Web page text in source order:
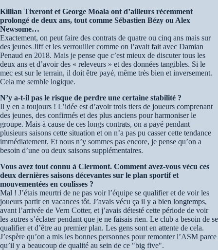
Killian Tixeront et George Moala ont d’ailleurs récemment
prolongé de deux ans, tout comme Sébastien Bézy ou Alex
Newsome…
Exactement, on peut faire des contrats de quatre ou cinq ans mais sur
des jeunes Jiff et les verrouiller comme on l’avait fait avec Damian
Penaud en 2018. Mais je pense que c’est mieux de discuter tous les
deux ans et d’avoir des « releveurs » et des données tangibles. Si le
mec est sur le terrain, il doit être payé, même très bien et inversement.
Cela me semble logique.
N’y a-t-il pas le risque de perdre une certaine stabilité ?
Il y en a toujours ! L’idée est d’avoir trois tiers de joueurs comprenant
des jeunes, des confirmés et des plus anciens pour harmoniser le
groupe. Mais à cause de ces longs contrats, on a payé pendant
plusieurs saisons cette situation et on n’a pas pu casser cette tendance
immédiatement. Et nous n’y sommes pas encore, je pense qu’on a
besoin d’une ou deux saisons supplémentaires.
Vous avez tout connu à Clermont. Comment avez-vous vécu ces
deux dernières saisons décevantes sur le plan sportif et
mouvementées en coulisses ?
Mal ! J’étais meurtri de ne pas voir l’équipe se qualifier et de voir les
joueurs partir en vacances tôt. J’avais vécu ça il y a bien longtemps,
avant l’arrivée de Vern Cotter, et j’avais détesté cette période de voir
les autres s’éclater pendant que je ne faisais rien. Le club a besoin de se
qualifier et d’être au premier plan. Les gens sont en attente de cela.
J’espère qu’on a mis les bonnes personnes pour remonter l’ASM parce
qu’il y a beaucoup de qualité au sein de ce "big five".